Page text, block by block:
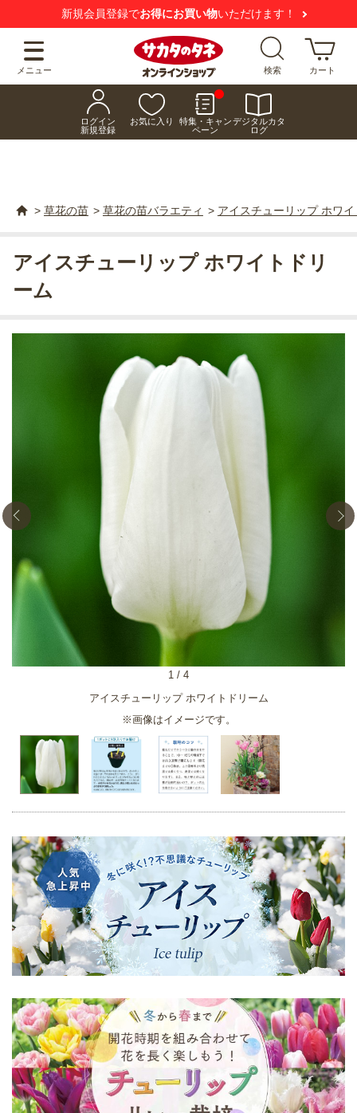
新規会員登録でお得にお買い物いただけます！
メニュー 検索 カート
ログイン
新規登録
お気に入り
特集・キャン
ペーン
デジタルカタ
ログ
> 草花の苗 > 草花の苗バラエティ > アイスチューリップ ホワ
アイスチューリップ ホワイトドリーム
※画像はイメージです。
1 / 4
アイスチューリップ ホワイトドリ
ーム